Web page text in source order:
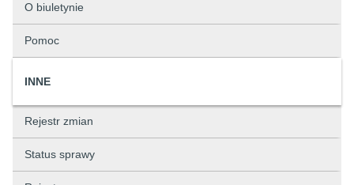
O biuletynie
Pomoc
INNE
Rejestr zmian
Status sprawy